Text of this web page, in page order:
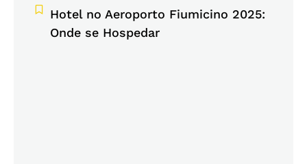
Hotel no Aeroporto Fiumicino 2025:
Onde se Hospedar